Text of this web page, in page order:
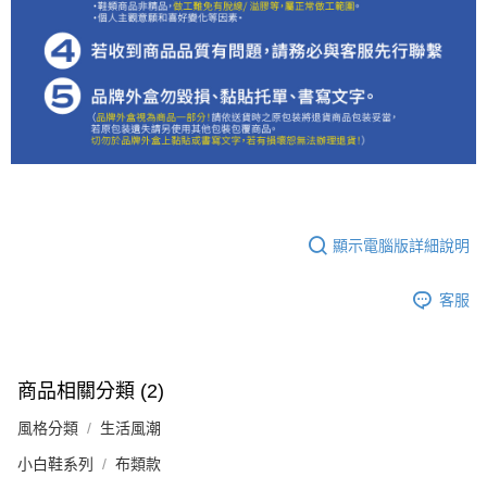
顯示電腦版詳細說明
客服
商品相關分類 (2)
風格分類 生活風潮
小白鞋系列 布類款